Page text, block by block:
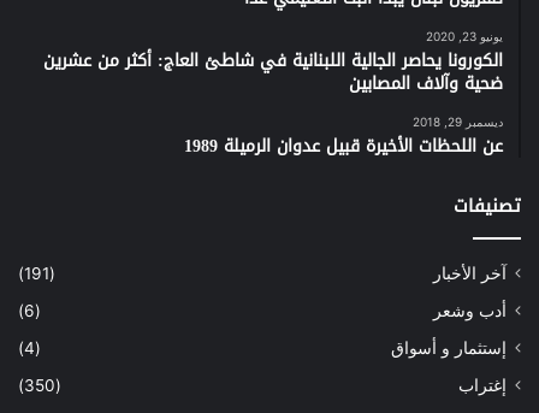
يونيو 23, 2020
الكورونا يحاصر الجالية اللبنانية في شاطئ العاج: أكثر من عشرين
ضحية وآلاف المصابين
ديسمبر 29, 2018
عن اللحظات الأخيرة قبيل عدوان الرميلة 1989
تصنيفات
آخر الأخبار
(191)
أدب وشعر
(6)
إستثمار و أسواق
(4)
إغتراب
(350)